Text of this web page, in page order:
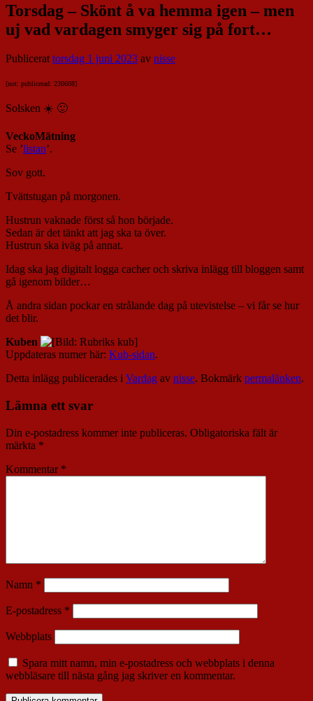
Torsdag – Skönt å va hemma igen – men
uj vad vardagen smyger sig på fort…
Publicerattorsdag 1 juni 2023 av nisse
[not: publicerad: 230608]
Solsken ☀️ 🙂
VeckoMätning
Se ’listan’.
Sov gott.
Tvättstugan på morgonen.
Hustrun vaknade först så hon började.
Sedan är det tänkt att jag ska ta över.
Hustrun ska iväg på annat.
Idag ska jag digitalt logga cacher och skriva inlägg till bloggen samt
gå igenom bilder…
Å andra sidan pockar en strålande dag på utevistelse – vi får se hur
det blir.
Kuben
Uppdateras numer här: Kub-sidan.
Detta inlägg publicerades i Vardag av nisse. Bokmärk permalänken.
Lämna ett svar
Din e-postadress kommer inte publiceras. Obligatoriska fält är
märkta *
Kommentar *
Namn *
E-postadress *
Webbplats
Spara mitt namn, min e-postadress och webbplats i denna
webbläsare till nästa gång jag skriver en kommentar.